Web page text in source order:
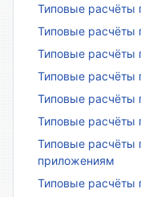
Типовые расчёты
Типовые расчёты
Типовые расчёты
Типовые расчёты
Типовые расчёты
Типовые расчёты
Типовые расчёты
приложениям
Типовые расчёты